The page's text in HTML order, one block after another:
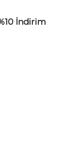
İndirim